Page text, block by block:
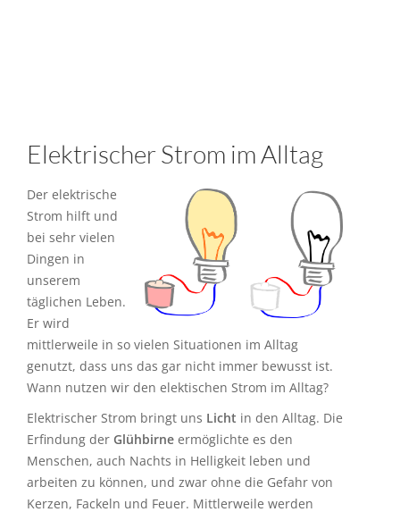
Elektrischer Strom im Alltag
Der elektrische
Strom hilft und
bei sehr vielen
Dingen in
unserem
täglichen Leben.
Er wird
mittlerweile in so vielen Situationen im Alltag
genutzt, dass uns das gar nicht immer bewusst ist.
Wann nutzen wir den elektischen Strom im Alltag?
Elektrischer Strom bringt uns Licht in den Alltag. Die
Erfindung der Glühbirne ermöglichte es den
Menschen, auch Nachts in Helligkeit leben und
arbeiten zu können, und zwar ohne die Gefahr von
Kerzen, Fackeln und Feuer. Mittlerweile werden